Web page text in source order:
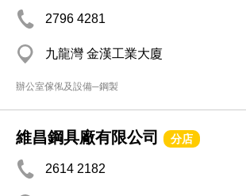
2796 4281
九龍灣 金漢工業大廈
辦公室傢俬及設備─鋼製
維昌鋼具廠有限公司 分店
2614 2182